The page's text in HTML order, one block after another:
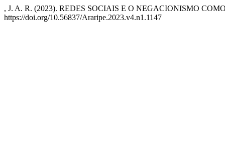
, J. A. R. (2023). REDES SOCIAIS E O NEGACIONISMO
https://doi.org/10.56837/Araripe.2023.v4.n1.1147